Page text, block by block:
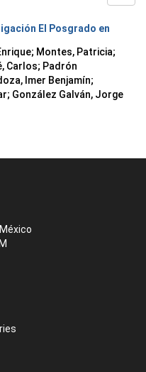
El Posgrado en
; Montes, Patricia;
Carlos; Padrón
Imer Benjamín;
; González Galván, Jorge